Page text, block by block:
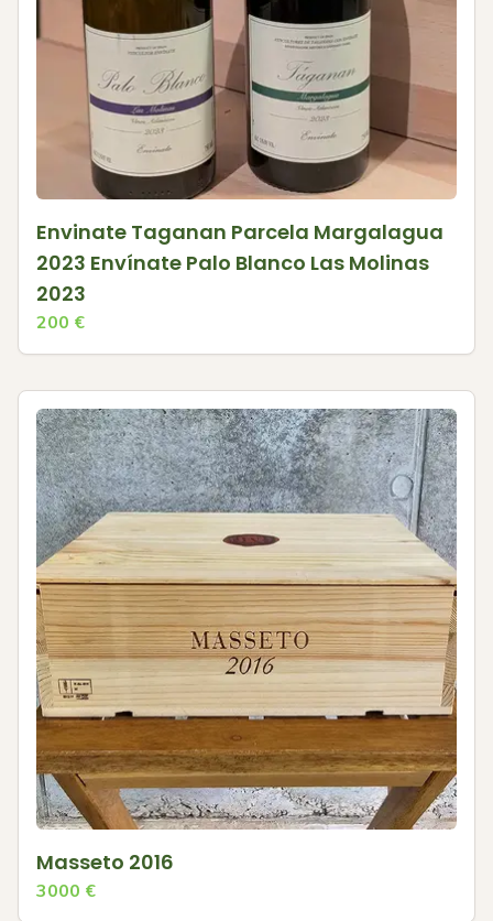
Envinate Taganan Parcela Margalagua
2023 Envínate Palo Blanco Las Molinas
2023
200 €
Masseto 2016
3000 €